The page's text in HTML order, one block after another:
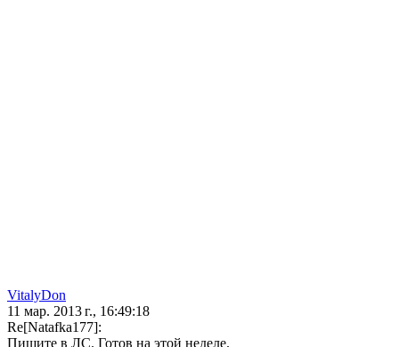
VitalyDon
11 мар. 2013 г., 16:49:18
Re[Natafka177]:
Пишите в ЛС. Готов на этой неделе.